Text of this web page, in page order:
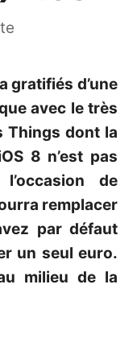
gratifiés d’une
avec le très
Things dont la
8 n’est pas
de
remplacer
par défaut
un seul euro.
milieu de la